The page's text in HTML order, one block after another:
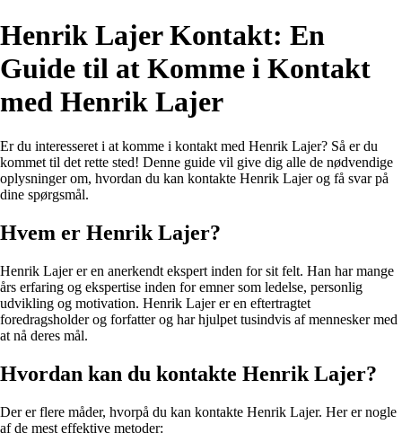
Henrik Lajer Kontakt: En
Guide til at Komme i Kontakt
med Henrik Lajer
Er du interesseret i at komme i kontakt med Henrik Lajer? Så er du
kommet til det rette sted! Denne guide vil give dig alle de nødvendige
oplysninger om, hvordan du kan kontakte Henrik Lajer og få svar på
dine spørgsmål.
Hvem er Henrik Lajer?
Henrik Lajer er en anerkendt ekspert inden for sit felt. Han har mange
års erfaring og ekspertise inden for emner som ledelse, personlig
udvikling og motivation. Henrik Lajer er en eftertragtet
foredragsholder og forfatter og har hjulpet tusindvis af mennesker med
at nå deres mål.
Hvordan kan du kontakte Henrik Lajer?
Der er flere måder, hvorpå du kan kontakte Henrik Lajer. Her er nogle
af de mest effektive metoder: